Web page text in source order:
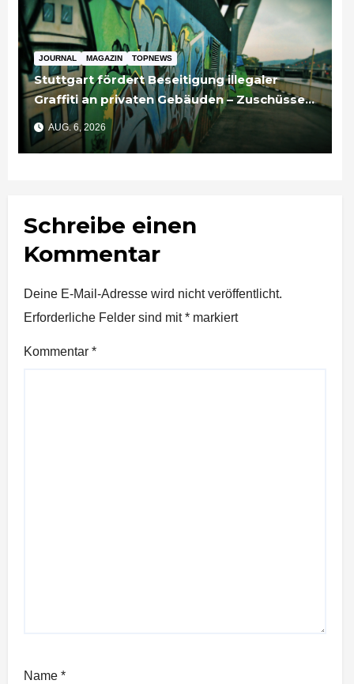
JOURNAL MAGAZIN TOPNEWS
Stuttgart fördert Beseitigung illegaler
Graffiti an privaten Gebäuden – Zuschüsse
bis 3.500 Euro
AUG. 6, 2026
Schreibe einen
Kommentar
Deine E-Mail-Adresse wird nicht veröffentlicht.
Erforderliche Felder sind mit* markiert
Kommentar *
Name *